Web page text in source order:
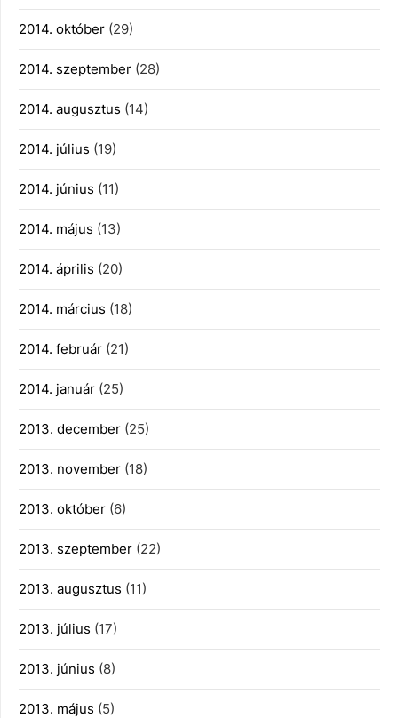
2014. október (29)
2014. szeptember (28)
2014. augusztus (14)
2014. július (19)
2014. június (11)
2014. május (13)
2014. április (20)
2014. március (18)
2014. február (21)
2014. január (25)
2013. december (25)
2013. november (18)
2013. október (6)
2013. szeptember (22)
2013. augusztus (11)
2013. július (17)
2013. június (8)
2013. május (5)